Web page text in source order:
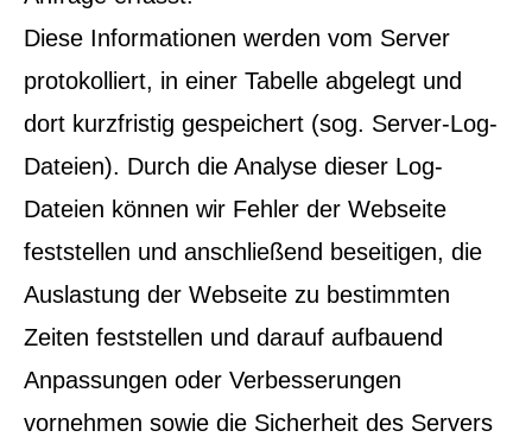
Diese Informationen werden vom Server
protokolliert, in einer Tabelle abgelegt und
dort kurzfristig gespeichert (sog. Server-Log-
Dateien). Durch die Analyse dieser Log-
Dateien können wir Fehler der Webseite
feststellen und anschließend beseitigen, die
Auslastung der Webseite zu bestimmten
Zeiten feststellen und darauf aufbauend
Anpassungen oder Verbesserungen
vornehmen sowie die Sicherheit des Servers